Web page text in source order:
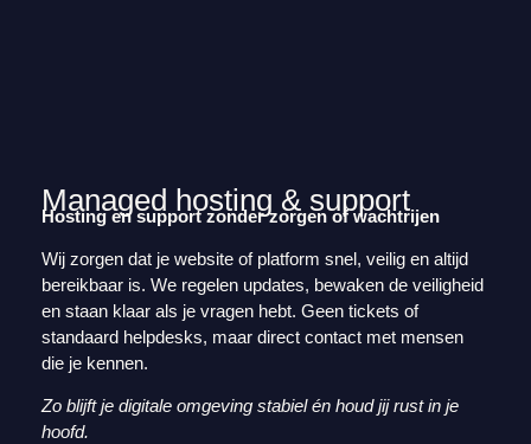
Managed hosting & support
Hosting en support zonder zorgen of wachtrijen
Wij zorgen dat je website of platform snel, veilig en altijd
bereikbaar is. We regelen updates, bewaken de veiligheid
en staan klaar als je vragen hebt. Geen tickets of
standaard helpdesks, maar direct contact met mensen
die je kennen.
Zo blijft je digitale omgeving stabiel én houd jij rust in je
hoofd.